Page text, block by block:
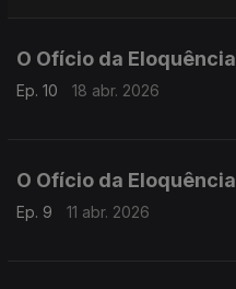
O Ofício da Eloquência
Ep. 10 18 abr. 2026
O Ofício da Eloquência
Ep. 9 11 abr. 2026